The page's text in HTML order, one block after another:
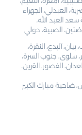
العبدلي، الجهراء
العبد الله،
الصبية، حولي
آلبدع، النقرة،
سلوى، جنوب السرة،
القصور، القرين،
ضاحية مبارك الكبير